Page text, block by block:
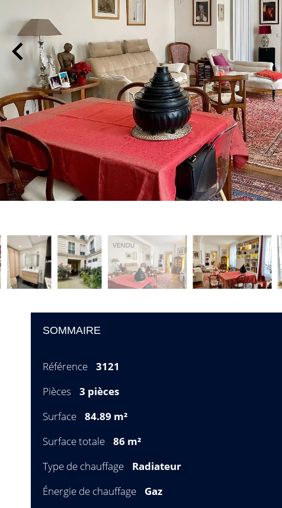
SOMMAIRE
Référence
3121
Pièces
3 pièces
Surface
84.89 m²
Surface totale
86 m²
Type de chauffage
Radiateur
Énergie de chauffage
Gaz